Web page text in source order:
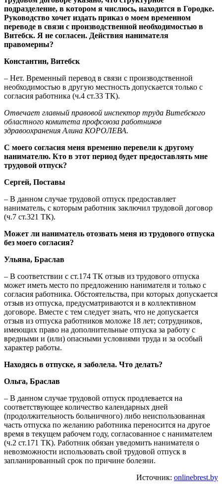
подразделение, в котором я числюсь, находится в Городке.
Руководство хочет издать приказ о моем временном
переводе в связи с производственной необходимостью в
Витебск. Я не согласен. Действия нанимателя
правомерны?
Константин, Витебск
– Нет. Временный перевод в связи с производственной
необходимостью в другую местность допускается только с
согласия работника (ч.4 ст.33 ТК).
Отвечает главный правовой инспектор труда Витебского
областного комитета профсоюза работников
здравоохранения Алина КОРОЛЕВА.
С моего согласия меня временно перевели к другому
нанимателю. Кто в этот период будет предоставлять мне
трудовой отпуск?
Сергей, Поставы
– В данном случае трудовой отпуск предоставляет
наниматель, с которым работник заключил трудовой договор
(ч.7 ст.321 ТК).
Может ли наниматель отозвать меня из трудового отпуска
без моего согласия?
Ульяна, Браслав
– В соответствии с ст.174 ТК отзыв из трудового отпуска
может иметь место по предложению нанимателя и только с
согласия работника. Обстоятельства, при которых допускается
отзыв из отпуска, предусматриваются и в коллективном
договоре. Вместе с тем следует знать, что не допускается
отзыв из отпуска работников моложе 18 лет; сотрудников,
имеющих право на дополнительные отпуска за работу с
вредными и (или) опасными условиями труда и за особый
характер работы.
Находясь в отпуске, я заболела. Что делать?
Ольга, Браслав
– В данном случае трудовой отпуск продлевается на
соответствующее количество календарных дней
(продолжительность больничного) либо неиспользованная
часть отпуска по желанию работника переносится на другое
время в текущем рабочем году, согласованное с нанимателем
(ч.2 ст.171 ТК). Работник обязан уведомить нанимателя о
невозможности использовать свой трудовой отпуск в
запланированный срок по причине болезни.
Источник: onlinebrest.by